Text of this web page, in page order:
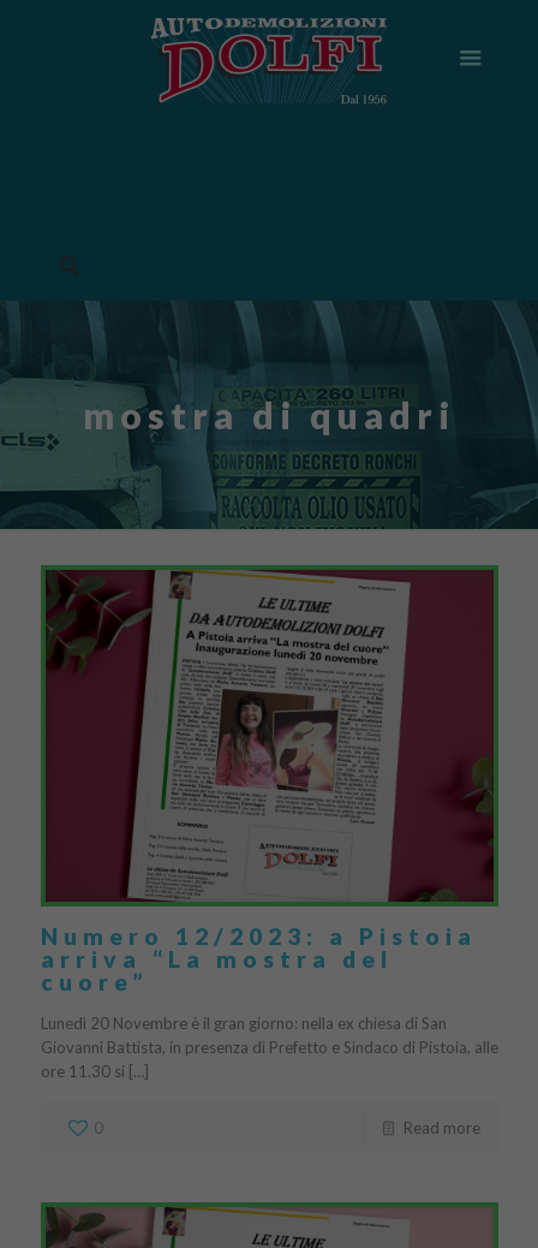
mostra di quadri
Numero 12/2023: a Pistoia
arriva “La mostra del
cuore”
Lunedì 20 Novembre è il gran giorno: nella ex chiesa di San
Giovanni Battista, in presenza di Prefetto e Sindaco di Pistoia, alle
ore 11.30 si […]
0 Read more